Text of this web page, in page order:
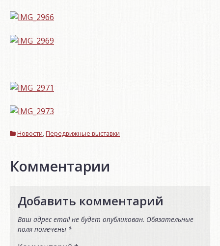
Новости,Передвижные выставки
Комментарии
Добавить комментарий
Ваш адрес email не будет опубликован. Обязательные
поля помечены *